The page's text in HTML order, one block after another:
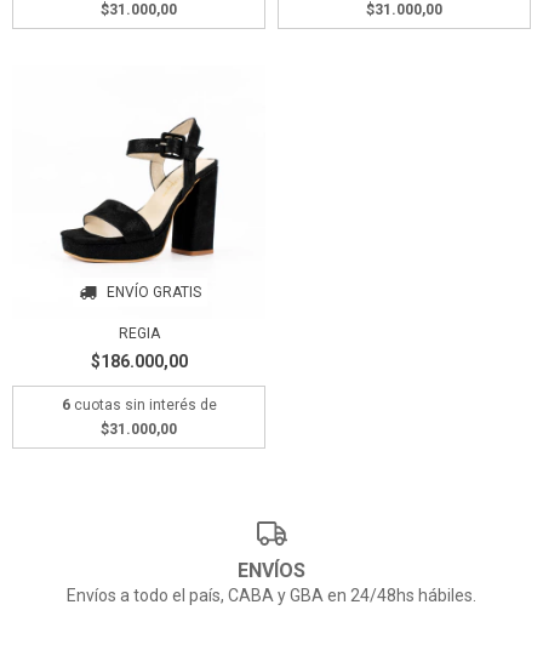
$31.000,00
$31.000,00
ENVÍO GRATIS
REGIA
$186.000,00
6 cuotas sin interés de
$31.000,00
ENVÍOS
Envíos a todo el país, CABA y GBA en 24/48hs hábiles.